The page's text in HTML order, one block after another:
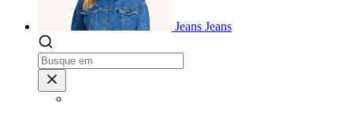
Jeans Jeans